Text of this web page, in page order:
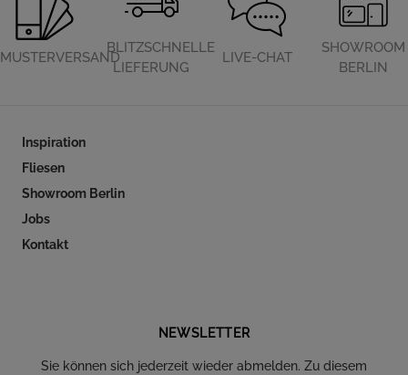
MUSTERVERSAND
BLITZSCHNELLE
LIEFERUNG
LIVE-CHAT
SHOWROOM
BERLIN
Inspiration
Fliesen
Showroom Berlin
Jobs
Kontakt
NEWSLETTER
Sie können sich jederzeit wieder abmelden. Zu diesem